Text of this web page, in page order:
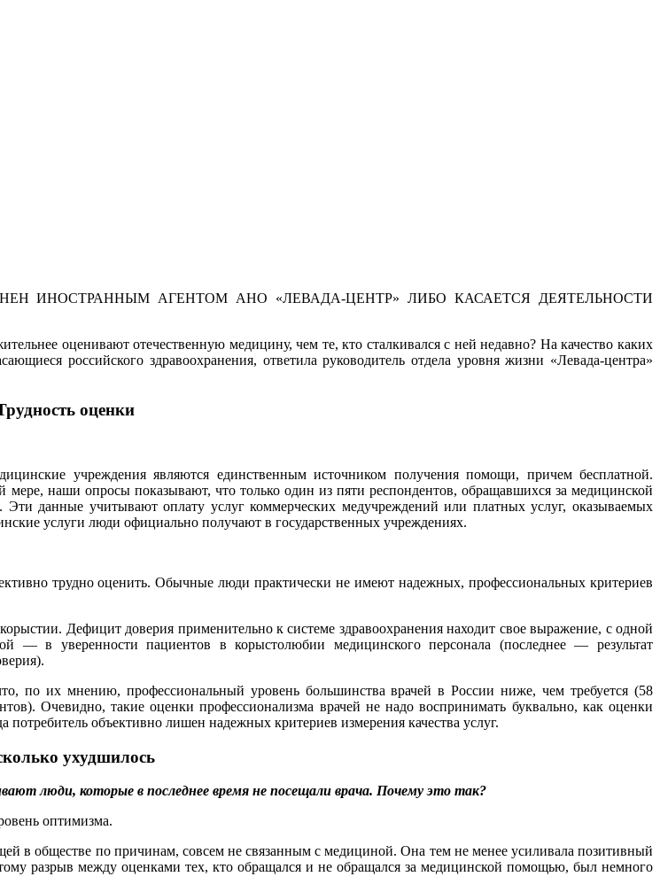
ИНОСТРАННЫМ АГЕНТОМ АНО «ЛЕВАДА-ЦЕНТР» ЛИБО КАСАЕТСЯ ДЕЯТЕЛЬНОСТИ
оценивают отечественную медицину, чем те, кто сталкивался с ней недавно? На качество каких
российского здравоохранения, ответила руководитель отдела уровня жизни «Левада-центра»
оценки
учреждения являются единственным источником получения помощи, причем бесплатной.
наши опросы показывают, что только один из пяти респондентов, обращавшихся за медицинской
данные учитывают оплату услуг коммерческих медучреждений или платных услуг, оказываемых
услуги люди официально получают в государственных учреждениях.
трудно оценить. Обычные люди практически не имеют надежных, профессиональных критериев
Дефицит доверия применительно к системе здравоохранения находит свое выражение, с одной
— в уверенности пациентов в корыстолюбии медицинского персонала (последнее — результат
по их мнению, профессиональный уровень большинства врачей в России ниже, чем требуется (58
Очевидно, такие оценки профессионализма врачей не надо воспринимать буквально, как оценки
объективно лишен надежных критериев измерения качества услуг.
ухудшилось
люди, которые в последнее время не посещали врача. Почему это так?
оптимизма.
в обществе по причинам, совсем не связанным с медициной. Она тем не менее усиливала позитивный
разрыв между оценками тех, кто обращался и не обращался за медицинской помощью, был немного